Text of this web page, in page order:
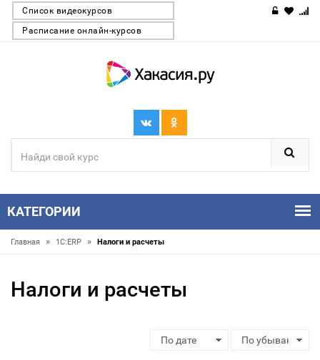
Список видеокурсов
Расписание онлайн-курсов
КАТЕГОРИИ
Главная » 1С:ERP » Налоги и расчеты
Налоги и расчеты